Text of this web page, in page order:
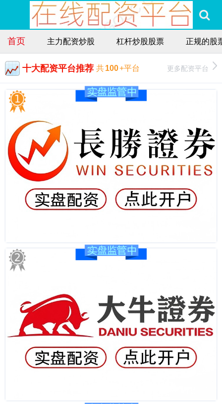
首页 主力配资炒股 杠杆炒股股票 正规的股
十大配资平台推荐 共100+平台 更多配资平台